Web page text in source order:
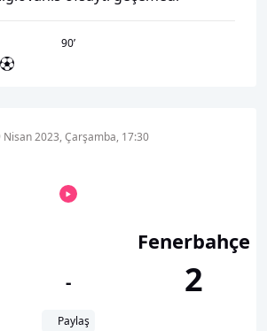
90’
Nisan 2023, Çarşamba, 17:30
-
Paylaş
Fenerbahçe
2